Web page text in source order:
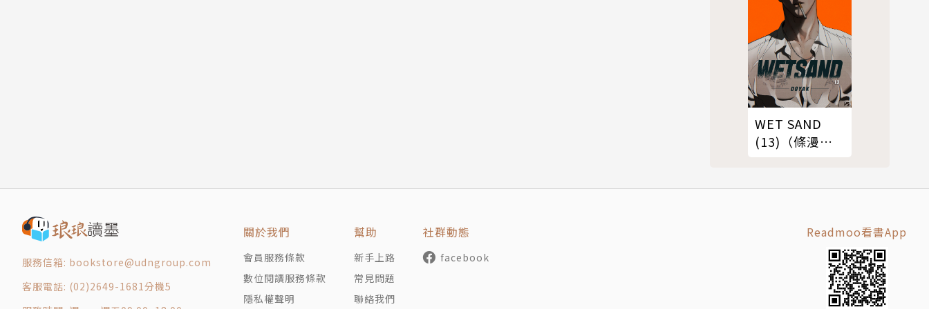
WET SAND
(13)（條漫
服務信箱: bookstore@udngroup.com
客服電話: (02)2649-1681分機5
關於我們
會員服務條款
數位閱讀服務條款
隱私權聲明
幫助
新手上路
常見問題
聯絡我們
社群動態
facebook
Readmoo看書App